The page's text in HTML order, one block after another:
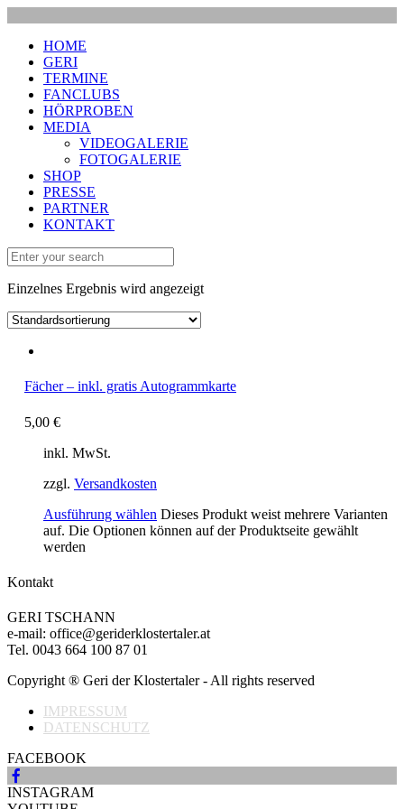
HOME
GERI
TERMINE
FANCLUBS
HÖRPROBEN
MEDIA
VIDEOGALERIE
FOTOGALERIE
SHOP
PRESSE
PARTNER
KONTAKT
Einzelnes Ergebnis wird angezeigt
Fächer – inkl. gratis Autogrammkarte
5,00 €
inkl. MwSt.
zzgl. Versandkosten
Ausführung wählen Dieses Produkt weist mehrere Varianten
auf. Die Optionen können auf der Produktseite gewählt
werden
Kontakt
GERI TSCHANN
e-mail: office@geriderklostertaler.at
Tel. 0043 664 100 87 01
Copyright ® Geri der Klostertaler - All rights reserved
IMPRESSUM
DATENSCHUTZ
FACEBOOK
INSTAGRAM